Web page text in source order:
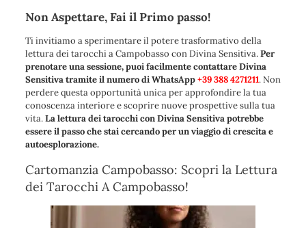
Non Aspettare, Fai il Primo passo!
Ti invitiamo a sperimentare il potere trasformativo della
lettura dei tarocchi a Campobasso con Divina Sensitiva.Per
prenotare una sessione, puoi facilmente contattare Divina
Sensitiva tramite il numero di WhatsApp+39 388 4271211. Non
perdere questa opportunità unica per approfondire la tua
conoscenza interiore e scoprire nuove prospettive sulla tua
vita.La lettura dei tarocchi con Divina Sensitiva potrebbe
essere il passo che stai cercando per un viaggio di crescita e
autoesplorazione.
Cartomanzia Campobasso: Scopri la Lettura
dei Tarocchi A Campobasso!